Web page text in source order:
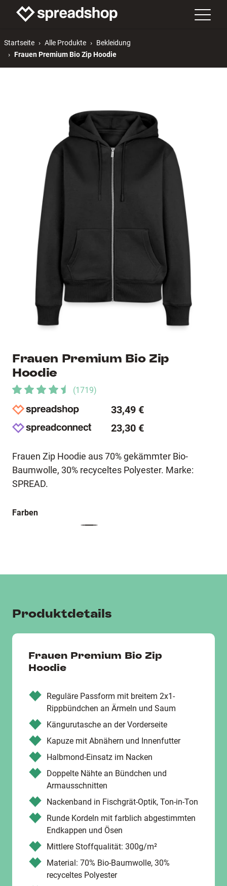
Startseite Alle Produkte
Bekleidung
Frauen Premium Bio Zip Hoodie
Frauen Premium Bio Zip
Hoodie
(1719)
33,49 €
23,30 €
Frauen Zip Hoodie aus 70% gekämmter Bio-
Baumwolle, 30% recyceltes Polyester. Marke:
SPREAD.
Farben
Produktdetails
Frauen Premium Bio Zip
Hoodie
Reguläre Passform mit breitem 2x1-
Rippbündchen an Ärmeln und Saum
Kängurutasche an der Vorderseite
Kapuze mit Abnähern und Innenfutter
Halbmond-Einsatz im Nacken
Doppelte Nähte an Bündchen und
Armausschnitten
Nackenband in Fischgrät-Optik, Ton-in-Ton
Runde Kordeln mit farblich abgestimmten
Endkappen und Ösen
Mittlere Stoffqualität: 300g/m²
Material: 70% Bio-Baumwolle, 30%
recyceltes Polyester